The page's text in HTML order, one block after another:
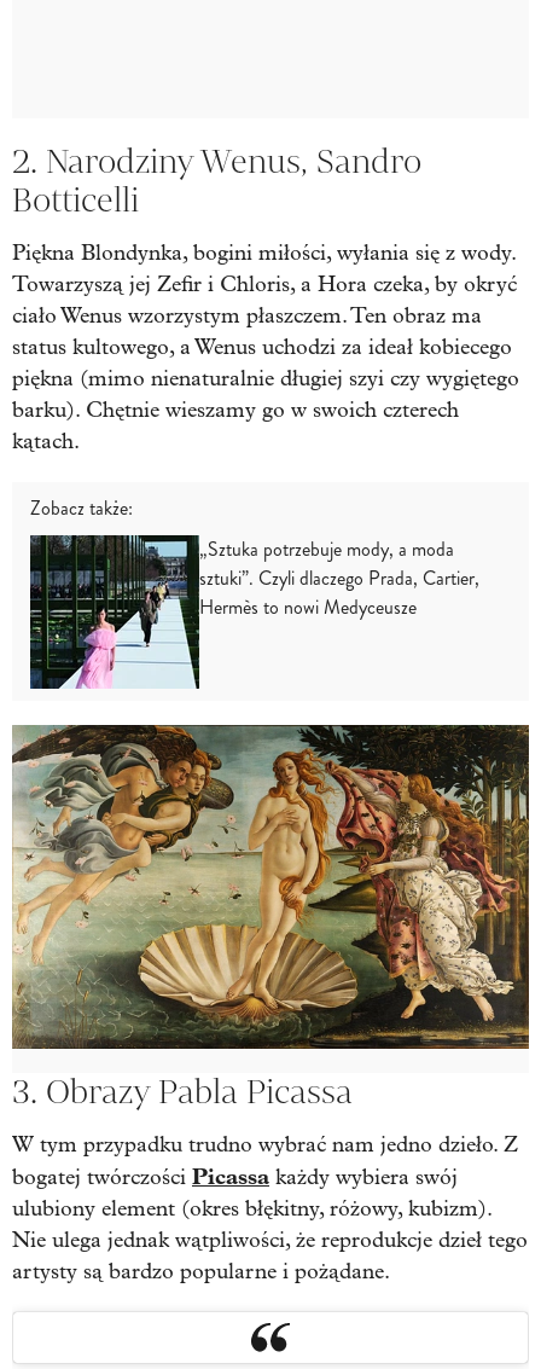
2. Narodziny Wenus, Sandro
Botticelli
Piękna Blondynka, bogini miłości, wyłania się z wody.
Towarzyszą jej Zefir i Chloris, a Hora czeka, by okryć
ciało Wenus wzorzystym płaszczem. Ten obraz ma
status kultowego, a Wenus uchodzi za ideał kobiecego
piękna (mimo nienaturalnie długiej szyi czy wygiętego
barku). Chętnie wieszamy go w swoich czterech
kątach.
Zobacz także:
„Sztuka potrzebuje mody, a moda
sztuki”. Czyli dlaczego Prada, Cartier,
Hermès to nowi Medyceusze
3. Obrazy Pabla Picassa
W tym przypadku trudno wybrać nam jedno dzieło. Z
bogatej twórczości Picassa każdy wybiera swój
ulubiony element (okres błękitny, różowy, kubizm).
Nie ulega jednak wątpliwości, że reprodukcje dzieł tego
artysty są bardzo popularne i pożądane.